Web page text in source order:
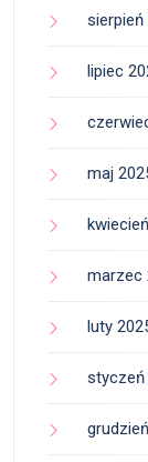
sierpień
lipiec
maj
marzec
luty
styczeń